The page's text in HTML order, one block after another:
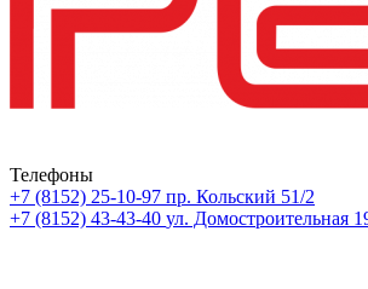
Телефоны
+7 (8152) 25-10-97 пр. Кольский 51/2
+7 (8152) 43-43-40 ул. Домостроительная